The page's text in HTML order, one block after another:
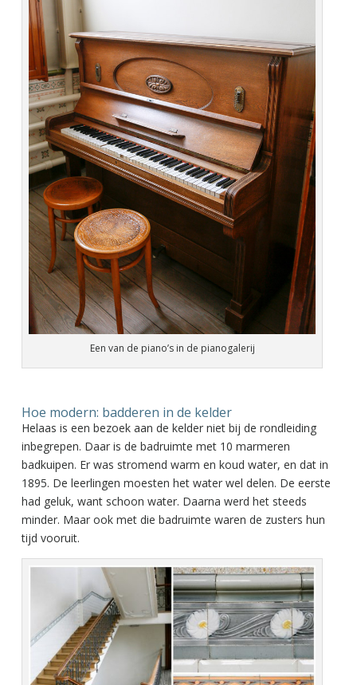
Een van de piano’s in de pianogalerij
Hoe modern: badderen in de kelder
Helaas is een bezoek aan de kelder niet bij de rondleiding
inbegrepen. Daar is de badruimte met 10 marmeren
badkuipen. Er was stromend warm en koud water, en dat in
1895. De leerlingen moesten het water wel delen. De eerste
had geluk, want schoon water. Daarna werd het steeds
minder. Maar ook met die badruimte waren de zusters hun
tijd vooruit.